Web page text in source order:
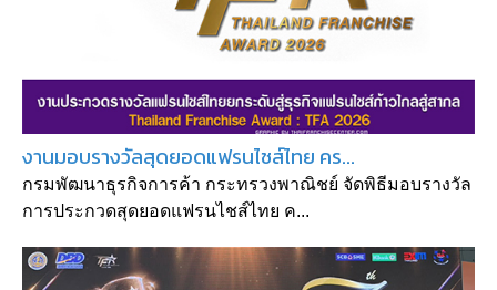
งานมอบรางวัลสุดยอดแฟรนไชส์ไทย คร...
กรมพัฒนาธุรกิจการค้า กระทรวงพาณิชย์ จัดพิธีมอบรางวัล
การประกวดสุดยอดแฟรนไชส์ไทย ค...